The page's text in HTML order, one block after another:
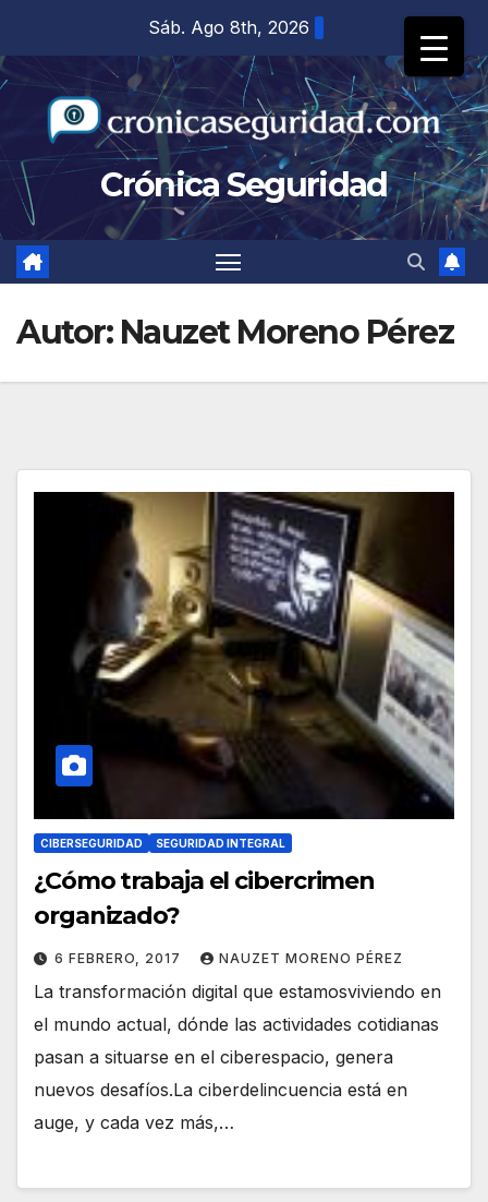
contenido
Sáb. Ago 8th, 2026
Crónica Seguridad
Autor: Nauzet Moreno Pérez
CIBERSEGURIDAD SEGURIDAD INTEGRAL
¿Cómo trabaja el cibercrimen
organizado?
6 FEBRERO, 2017 NAUZET MORENO PÉREZ
La transformación digital que estamosviviendo en
el mundo actual, dónde las actividades cotidianas
pasan a situarse en el ciberespacio, genera
nuevos desafíos.La ciberdelincuencia está en
auge, y cada vez más,…